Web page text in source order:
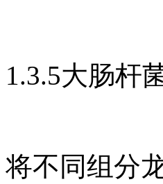
1.3.5大肠杆
将不同组分